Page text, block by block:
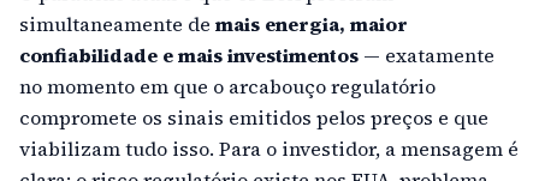
simultaneamente de mais energia, maior
confiabilidade e mais investimentos — exatamente
no momento em que o arcabouço regulatório
compromete os sinais emitidos pelos preços e que
viabilizam tudo isso. Para o investidor, a mensagem é